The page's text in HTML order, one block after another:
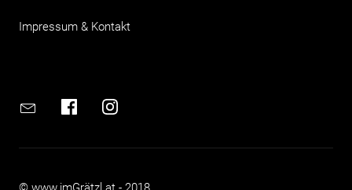
Impressum & Kontakt
Email FacebookInstagram